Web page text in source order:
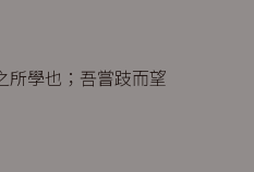
所學也；吾嘗跂而望